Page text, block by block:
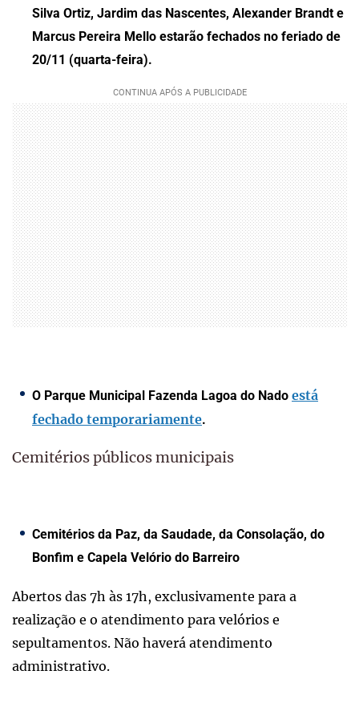
Silva Ortiz, Jardim das Nascentes, Alexander Brandt e
Marcus Pereira Mello estarão fechados no feriado de
20/11 (quarta-feira).
O Parque Municipal Fazenda Lagoa do Nado está
fechado temporariamente.
Cemitérios públicos municipais
Cemitérios da Paz, da Saudade, da Consolação, do
Bonfim e Capela Velório do Barreiro
Abertos das 7h às 17h, exclusivamente para a
realização e o atendimento para velórios e
sepultamentos. Não haverá atendimento
administrativo.